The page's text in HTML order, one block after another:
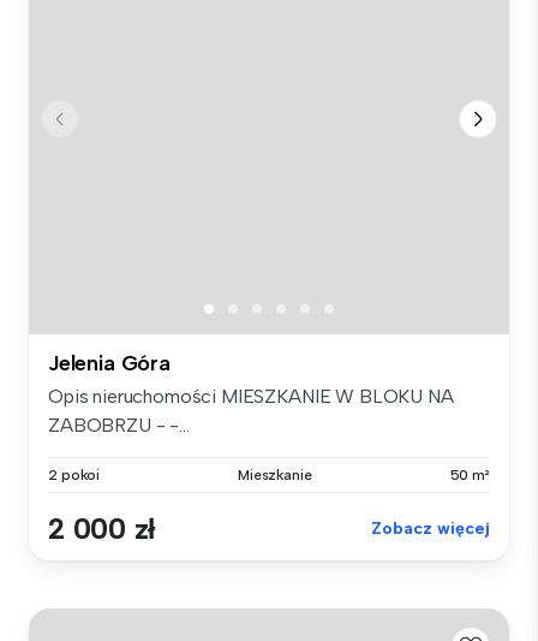
Jelenia Góra
Opis nieruchomości MIESZKANIE W BLOKU NA
ZABOBRZU - -...
2 pokoi Mieszkanie 50 m²
2 000 zł Zobacz więcej